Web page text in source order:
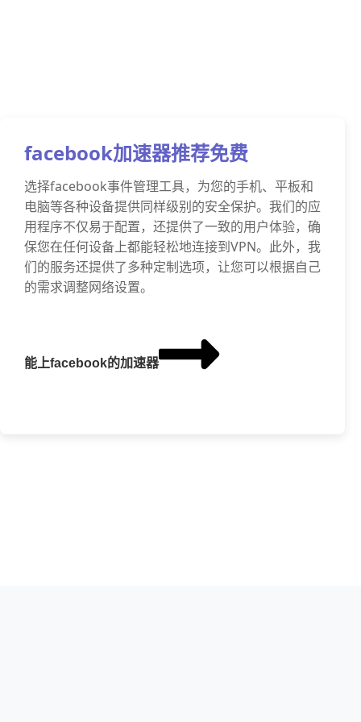
facebook加速器推荐免费
选择facebook事件管理工具，为您的手机、平板和
电脑等各种设备提供同样级别的安全保护。我们的应
用程序不仅易于配置，还提供了一致的用户体验，确
保您在任何设备上都能轻松地连接到VPN。此外，我
们的服务还提供了多种定制选项，让您可以根据自己
的需求调整网络设置。
能上facebook的加速器